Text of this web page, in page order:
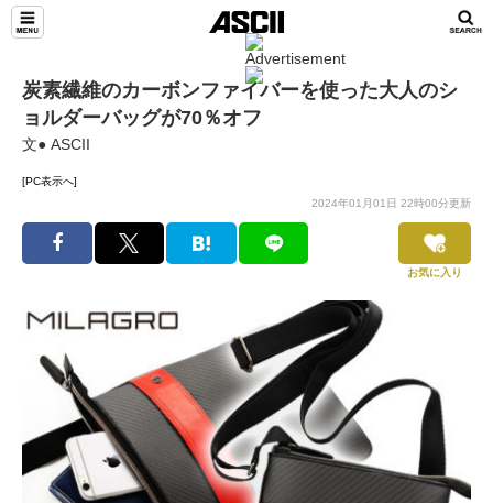
炭素繊維のカーボンファイバーを使った大人のシ
ョルダーバッグが70％オフ
文● ASCII
[PC表示へ]
2024年01月01日 22時00分更新
お気に入り